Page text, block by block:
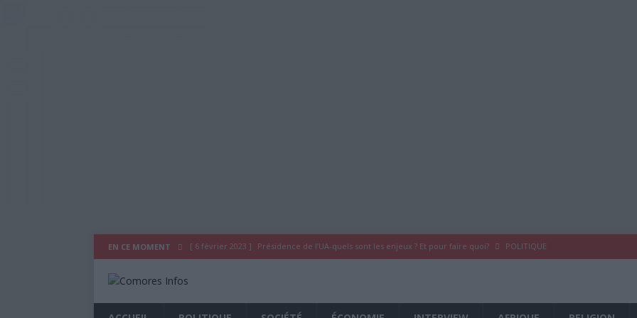
EN CE MOMENT [ 6 février 2023 ] Présidence de l’UA-quels sont les enjeux ? Et pour faire quoi? POLITIQUE